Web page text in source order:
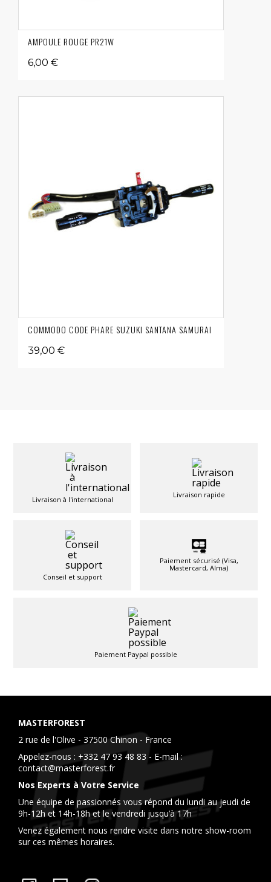
AMPOULE ROUGE PR21W
6,00 €
COMMODO CODE PHARE SUZUKI SANTANA SAMURAI
39,00 €
Livraison à l'international
Livraison rapide
Conseil et support
Paiement sécurisé (Visa,
Mastercard, Alma)
Paiement Paypal possible
MASTERFOREST
2 rue de l'Olive - 37500 Chinon - France
Appelez-nous : +332 47 93 48 83 - E-mail :
contact@masterforest.fr
Nos Experts à Votre Service
Une équipe de passionnés vous répond du lundi au jeudi de
9h-12h et 14h-18h et le vendredi jusqu’à 17h
Venez également nous rendre visite dans notre show-room
sur ces mêmes horaires.